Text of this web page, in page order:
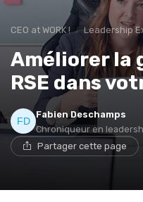
CEO at WORK ! Leadership
Améliorer la
RSE dans
Fabien Deschamps
Chroniqueur en
Partager cette page